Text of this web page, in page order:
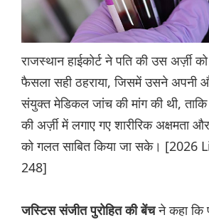
राजस्थान हाईकोर्ट ने पति की उस अर्ज़ी
फैसला सही ठहराया, जिसमें उसने अपनी
संयुक्त मेडिकल जांच की मांग की थी, ताकि
की अर्ज़ी में लगाए गए शारीरिक अक्षमता
को गलत साबित किया जा सके। [2026
248]
जस्टिस संजीत पुरोहित की बेंचने कहा कि